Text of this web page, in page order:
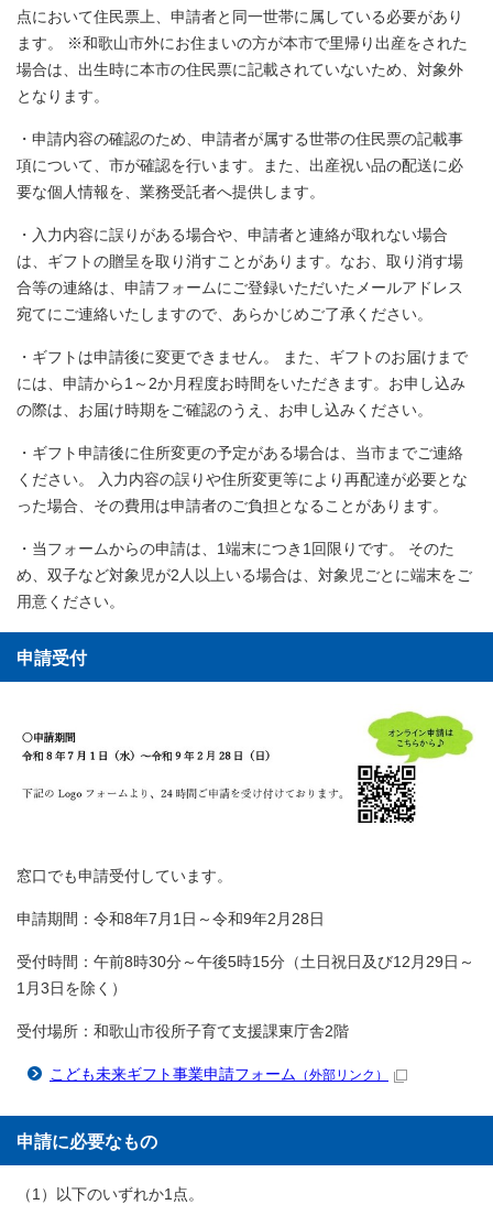
点において住民票上、申請者と同一世帯に属している必要があり
ます。 ※和歌山市外にお住まいの方が本市で里帰り出産をされた
場合は、出生時に本市の住民票に記載されていないため、対象外
となります。
・申請内容の確認のため、申請者が属する世帯の住民票の記載事
項について、市が確認を行います。また、出産祝い品の配送に必
要な個人情報を、業務受託者へ提供します。
・入力内容に誤りがある場合や、申請者と連絡が取れない場合
は、ギフトの贈呈を取り消すことがあります。なお、取り消す場
合等の連絡は、申請フォームにご登録いただいたメールアドレス
宛てにご連絡いたしますので、あらかじめご了承ください。
・ギフトは申請後に変更できません。 また、ギフトのお届けまで
には、申請から1～2か月程度お時間をいただきます。お申し込み
の際は、お届け時期をご確認のうえ、お申し込みください。
・ギフト申請後に住所変更の予定がある場合は、当市までご連絡
ください。 入力内容の誤りや住所変更等により再配達が必要とな
った場合、その費用は申請者のご負担となることがあります。
・当フォームからの申請は、1端末につき1回限りです。 そのた
め、双子など対象児が2人以上いる場合は、対象児ごとに端末をご
用意ください。
申請受付
窓口でも申請受付しています。
申請期間：令和8年7月1日～令和9年2月28日
受付時間：午前8時30分～午後5時15分（土日祝日及び12月29日～
1月3日を除く）
受付場所：和歌山市役所子育て支援課東庁舎2階
こども未来ギフト事業申請フォーム （外部リンク）
申請に必要なもの
（1）以下のいずれか1点。